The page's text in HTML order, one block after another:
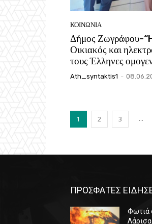
ΚΟΙΝΩΝΙΑ
Δήμος Ζωγράφου-
Οικιακός και
τους Έλληνες
Ath_syntaktis1 -
1 2 3 ...
ΠΡΟΣΦΑΤΕΣ
Φωτιά